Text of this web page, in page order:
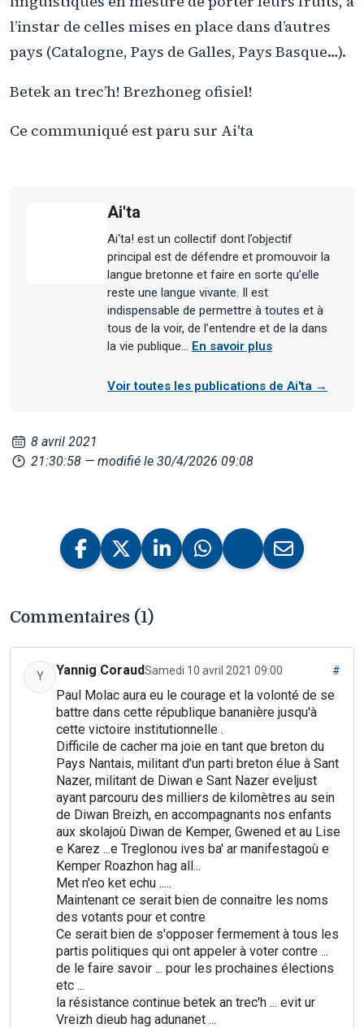
l’instar de celles mises en place dans d’autres
pays (Catalogne, Pays de Galles, Pays Basque…).
Betek an trec’h! Brezhoneg ofisiel!
Ce communiqué est paru sur Ai'ta
Ai'ta
Ai‘ta! est un collectif dont l’objectif
principal est de défendre et promouvoir la
langue bretonne et faire en sorte qu’elle
reste une langue vivante. Il est
indispensable de permettre à toutes et à
tous de la voir, de l’entendre et de la dans
la vie publique… En savoir plus
Voir toutes les publications de Ai'ta →
8 avril 2021
21:30:58 — modifié le 30/4/2026 09:08
Commentaires (1)
Y Yannig CoraudSamedi 10 avril 2021 09:00 #
Paul Molac aura eu le courage et la volonté de se
battre dans cette république bananière jusqu'à
cette victoire institutionnelle .
Difficile de cacher ma joie en tant que breton du
Pays Nantais, militant d'un parti breton élue à Sant
Nazer, militant de Diwan e Sant Nazer eveljust
ayant parcouru des milliers de kilomètres au sein
de Diwan Breizh, en accompagnants nos enfants
aux skolajoù Diwan de Kemper, Gwened et au Lise
e Karez ...e Treglonou ives ba' ar manifestagoù e
Kemper Roazhon hag all...
Met n'eo ket echu .....
Maintenant ce serait bien de connaitre les noms
des votants pour et contre
Ce serait bien de s'opposer fermement à tous les
partis politiques qui ont appeler à voter contre ...
de le faire savoir ... pour les prochaines élections
etc ...
la résistance continue betek an trec'h ... evit ur
Vreizh dieub hag adunanet ...